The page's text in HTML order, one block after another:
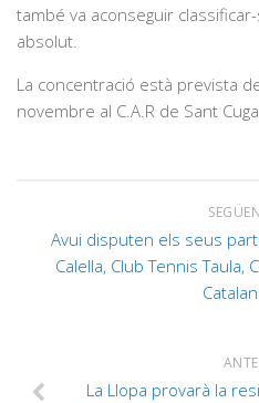
també va aconseguir
absolut.
La concentració està prevista
novembre al C.A.R de Sant
Avui disputen els seus
Calella, Club Tennis Taula,
La Llopa provarà la